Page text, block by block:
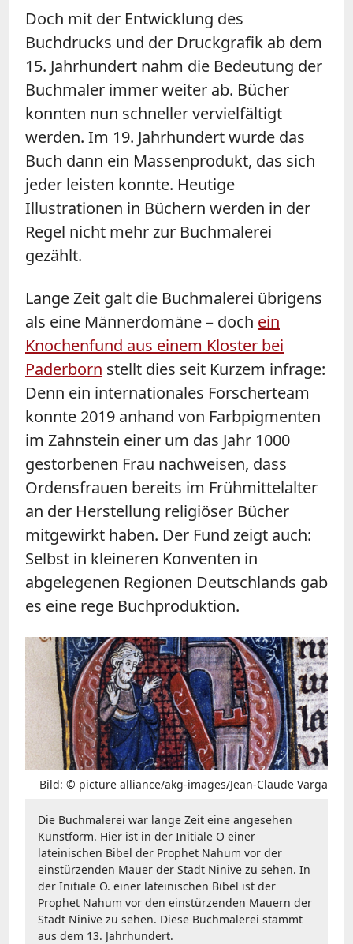
Doch mit der Entwicklung des
Buchdrucks und der Druckgrafik ab dem
15. Jahrhundert nahm die Bedeutung der
Buchmaler immer weiter ab. Bücher
konnten nun schneller vervielfältigt
werden. Im 19. Jahrhundert wurde das
Buch dann ein Massenprodukt, das sich
jeder leisten konnte. Heutige
Illustrationen in Büchern werden in der
Regel nicht mehr zur Buchmalerei
gezählt.
Lange Zeit galt die Buchmalerei übrigens
als eine Männerdomäne – doch ein
Knochenfund aus einem Kloster bei
Paderborn stellt dies seit Kurzem infrage:
Denn ein internationales Forscherteam
konnte 2019 anhand von Farbpigmenten
im Zahnstein einer um das Jahr 1000
gestorbenen Frau nachweisen, dass
Ordensfrauen bereits im Frühmittelalter
an der Herstellung religiöser Bücher
mitgewirkt haben. Der Fund zeigt auch:
Selbst in kleineren Konventen in
abgelegenen Regionen Deutschlands gab
es eine rege Buchproduktion.
Bild: © picture alliance/akg-images/Jean-Claude Varga
Die Buchmalerei war lange Zeit eine angesehen
Kunstform. Hier ist in der Initiale O einer
lateinischen Bibel der Prophet Nahum vor der
einstürzenden Mauer der Stadt Ninive zu sehen. In
der Initiale O. einer lateinischen Bibel ist der
Prophet Nahum vor den einstürzenden Mauern der
Stadt Ninive zu sehen. Diese Buchmalerei stammt
aus dem 13. Jahrhundert.